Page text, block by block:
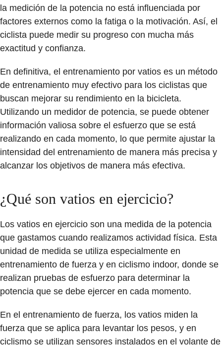
la medición de la potencia no está influenciada por
factores externos como la fatiga o la motivación. Así, el
ciclista puede medir su progreso con mucha más
exactitud y confianza.
En definitiva, el entrenamiento por vatios es un método
de entrenamiento muy efectivo para los ciclistas que
buscan mejorar su rendimiento en la bicicleta.
Utilizando un medidor de potencia, se puede obtener
información valiosa sobre el esfuerzo que se está
realizando en cada momento, lo que permite ajustar la
intensidad del entrenamiento de manera más precisa y
alcanzar los objetivos de manera más efectiva.
¿Qué son vatios en ejercicio?
Los vatios en ejercicio son una medida de la potencia
que gastamos cuando realizamos actividad física. Esta
unidad de medida se utiliza especialmente en
entrenamiento de fuerza y en ciclismo indoor, donde se
realizan pruebas de esfuerzo para determinar la
potencia que se debe ejercer en cada momento.
En el entrenamiento de fuerza, los vatios miden la
fuerza que se aplica para levantar los pesos, y en
ciclismo se utilizan sensores instalados en el volante de